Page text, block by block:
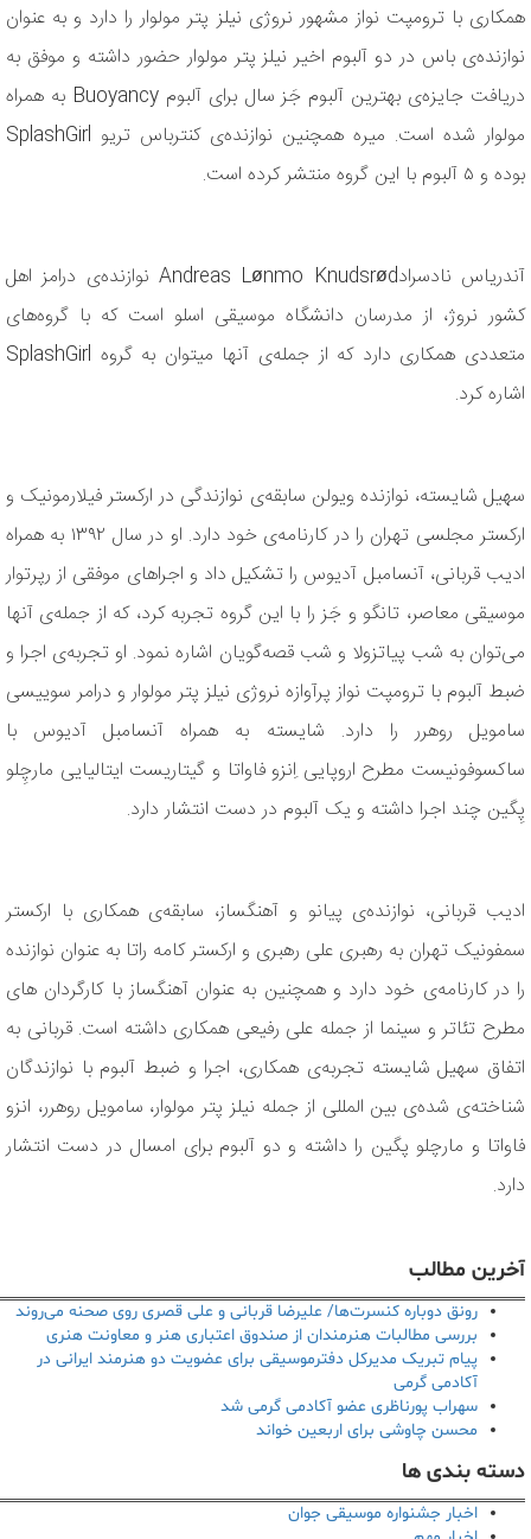
همکاری با ترومپت نواز مشهور نروژی نیلز پتر مولوار را دارد و به عنوان
نوازنده‌ی باس در دو آلبوم اخیر نیلز پتر مولوار حضور داشته و موفق به
دریافت جایزه‌ی بهترین آلبوم جَز سال برای آلبوم Buoyancy به همراه
مولوار شده است. میره همچنین نوازنده‌ی کنترباس تریو SplashGirl
بوده و ۵ آلبوم با این گروه منتشر کرده است.
آندریاس نادسرادAndreas Lønmo Knudsrød نوازنده‌ی درامز اهل
کشور نروژ، از مدرسان دانشگاه موسیقی اسلو است که با گروه‌های
متعددی همکاری دارد که از جمله‌ی آنها میتوان به گروه SplashGirl
اشاره کرد.
سهیل شایسته‌، نوازنده‌ ویولن سابقه‌ی نوازندگی در ارکستر فیلارمونیک و
ارکستر مجلسی تهران را در کارنامه‌ی خود دارد. او در سال ۱۳۹۲ به همراه
ادیب قربانی، آنسامبل آدیوس را تشکیل داد و اجراهای موفقی از رپرتوار
موسیقی معاصر، تانگو و جَز را با این گروه تجربه کرد، که از جمله‌ی آنها
می‌توان به شب پیاتزولا و شب قصه‌گویان اشاره نمود. او تجربه‌ی اجرا و
ضبط آلبوم با ترومپت نواز پرآوازه نروژی نیلز پتر مولوار و درامر سوییسی
سامویل روهرر را دارد. شایسته به همراه آنسامبل آدیوس با
ساکسوفونیست مطرح اروپایی اِنزو فاواتا و گیتاریست ایتالیایی مارچِلو
پِگین چند اجرا داشته و یک آلبوم در دست انتشار دارد.
ادیب قربانی، نوازنده‌ی پیانو و آهنگساز، سابقه‌ی همکاری با ارکستر
سمفونیک تهران به رهبری علی رهبری و ارکستر کامه راتا به عنوان نوازنده
را در کارنامه‌ی خود دارد و همچنین به عنوان آهنگساز با کارگردان های
مطرح تئاتر و سینما از جمله علی رفیعی همکاری داشته است. قربانی به
اتفاق سهیل شایسته تجربه‌ی همکاری، اجرا و ضبط آلبوم با نوازندگان
شناخته‌ی شده‌ی بین المللی از جمله نیلز پتر مولوار، سامویل روهرر، انزو
فاواتا و مارچلو پگین را داشته و دو آلبوم برای امسال در دست انتشار
دارد.
آخرین مطالب
رونق دوباره کنسرت‌ها/ علیرضا قربانی و علی قصری روی صحنه می‌روند
بررسی مطالبات هنرمندان از صندوق اعتباری هنر و معاونت هنری
پیام تبریک مدیرکل دفترموسیقی برای عضویت دو هنرمند ایرانی در
آکادمی گرمی
سهراب پورناظری عضو آکادمی گرمی شد
محسن چاوشی برای اربعین خواند
دسته بندی ها
اخبار جشنواره موسیقی جوان